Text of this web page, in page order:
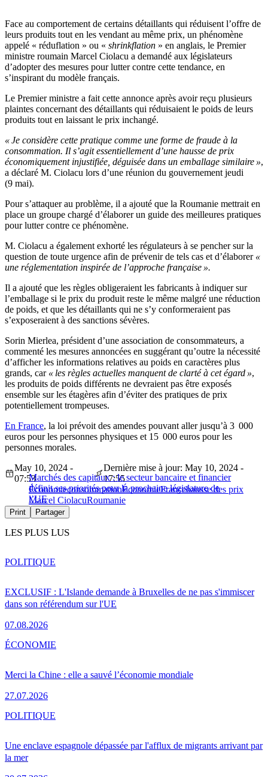
Face au comportement de certains détaillants qui réduisent l’offre de
leurs produits tout en les vendant au même prix, un phénomène
appelé « réduflation » ou « shrinkflation » en anglais, le Premier
ministre roumain Marcel Ciolacu a demandé aux législateurs
d’adopter des mesures pour lutter contre cette tendance, en
s’inspirant du modèle français.
Le Premier ministre a fait cette annonce après avoir reçu plusieurs
plaintes concernant des détaillants qui réduisaient le poids de leurs
produits tout en laissant le prix inchangé.
« Je considère cette pratique comme une forme de fraude à la
consommation. Il s’agit essentiellement d’une hausse de prix
économiquement injustifiée, déguisée dans un emballage similaire »,
a déclaré M. Ciolacu lors d’une réunion du gouvernement jeudi
(9 mai).
Pour s’attaquer au problème, il a ajouté que la Roumanie mettrait en
place un groupe chargé d’élaborer un guide des meilleures pratiques
pour lutter contre ce phénomène.
M. Ciolacu a également exhorté les régulateurs à se pencher sur la
question de toute urgence afin de prévenir de tels cas et d’élaborer «
une réglementation inspirée de l’approche française ».
Il a ajouté que les règles obligeraient les fabricants à indiquer sur
l’emballage si le prix du produit reste le même malgré une réduction
de poids, et que les détaillants qui ne s’y conformeraient pas
s’exposeraient à des sanctions sévères.
Sorin Mierlea, président d’une association de consommateurs, a
commenté les mesures annoncées en suggérant qu’outre la nécessité
d’afficher les informations relatives au poids en caractères plus
grands, car « les règles actuelles manquent de clarté à cet égard »,
les produits de poids différents ne devraient pas être exposés
ensemble sur les étagères afin d’éviter des pratiques de prix
potentiellement trompeuses.
En France, la loi prévoit des amendes pouvant aller jusqu’à 3 000
euros pour les personnes physiques et 15 000 euros pour les
personnes morales.
Marchés des capitaux : le secteur bancaire et financier
définit ses priorités pour la prochaine législature de
l’UE
May 10, 2024 -
07:53
Dernière mise à jour: May 10, 2024 -
17:55
ÉconomieconsommationÉconomieFrancehausse des prix
Marcel CiolacuRoumanie
Print Partager
LES PLUS LUS
EXCLUSIF : L'Islande demande à Bruxelles de ne pas s'immiscer
dans son référendum sur l'UE
07.08.2026
POLITIQUE
Merci la Chine : elle a sauvé l’économie mondiale
27.07.2026
ÉCONOMIE
Une enclave espagnole dépassée par l'afflux de migrants arrivant par
la mer
POLITIQUE